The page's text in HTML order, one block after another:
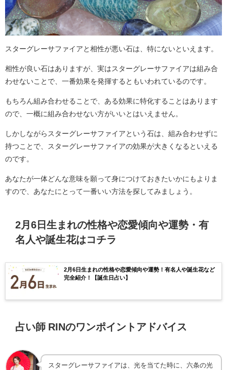
スターグレーサファイアと相性が悪い石は、特にないといえます。
相性が良い石はありますが、実はスターグレーサファイアは組み合
わせないことで、一番効果を発揮するともいわれているのです。
もちろん組み合わせることで、ある効果に特化することはあります
ので、一概に組み合わせない方がいいとはいえません。
しかしながらスターグレーサファイアという石は、組み合わせずに
持つことで、スターグレーサファイアの効果が大きくなるといえる
のです。
あなたが一体どんな意味を願って身につけておきたいかにもよりま
すので、あなたにとって一番いい方法を探してみましょう。
2月6日生まれの性格や恋愛傾向や運勢・有
名人や誕生花はコチラ
2月6日生まれの性格や恋愛傾向や運勢！有名人や誕生花など
完全紹介！【誕生日占い】
占い師 RINのワンポイントアドバイス
スターグレーサファイアは、光を当てた時に、六条の光